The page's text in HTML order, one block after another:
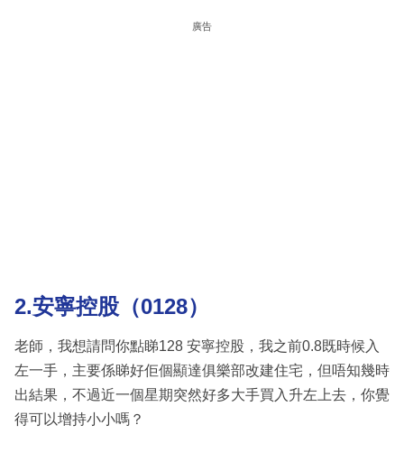
廣告
2.安寧控股（0128）
老師，我想請問你點睇128 安寧控股，我之前0.8既時候入
左一手，主要係睇好佢個顯達俱樂部改建住宅，但唔知幾時
出結果，不過近一個星期突然好多大手買入升左上去，你覺
得可以增持小小嗎？